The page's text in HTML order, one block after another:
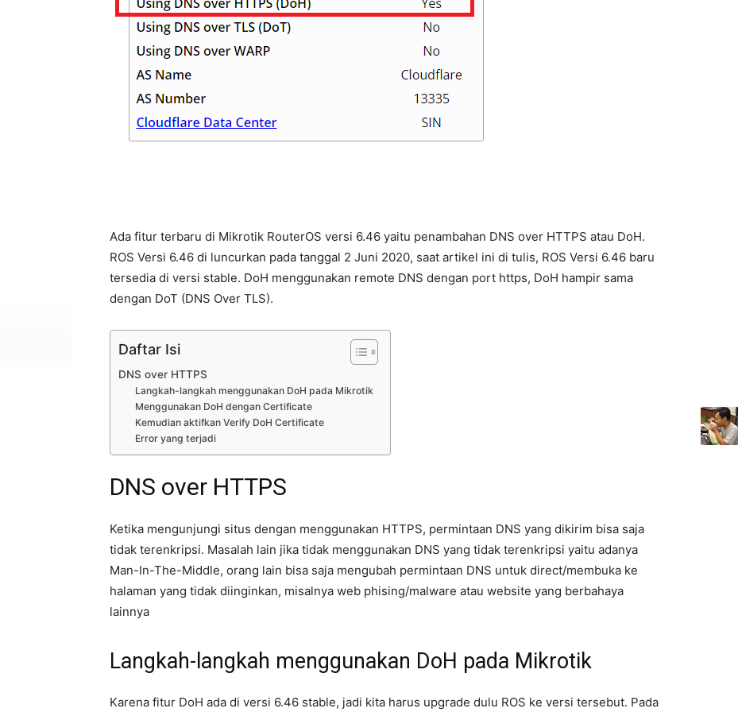
Ada fitur terbaru di Mikrotik RouterOS versi 6.46 yaitu penambahan DNS over HTTPS atau DoH.
ROS Versi 6.46 di luncurkan pada tanggal 2 Juni 2020, saat artikel ini di tulis, ROS Versi 6.46 baru
tersedia di versi stable. DoH menggunakan remote DNS dengan port https, DoH hampir sama
dengan DoT (DNS Over TLS).
Daftar Isi
DNS over HTTPS
Langkah-langkah menggunakan DoH pada Mikrotik
Menggunakan DoH dengan Certificate
Kemudian aktifkan Verify DoH Certificate
Error yang terjadi
DNS over HTTPS
Ketika mengunjungi situs dengan menggunakan HTTPS, permintaan DNS yang dikirim bisa saja
tidak terenkripsi. Masalah lain jika tidak menggunakan DNS yang tidak terenkripsi yaitu adanya
Man-In-The-Middle, orang lain bisa saja mengubah permintaan DNS untuk direct/membuka ke
halaman yang tidak diinginkan, misalnya web phising/malware atau website yang berbahaya
lainnya
Langkah-langkah menggunakan DoH pada Mikrotik
Karena fitur DoH ada di versi 6.46 stable, jadi kita harus upgrade dulu ROS ke versi tersebut. Pada